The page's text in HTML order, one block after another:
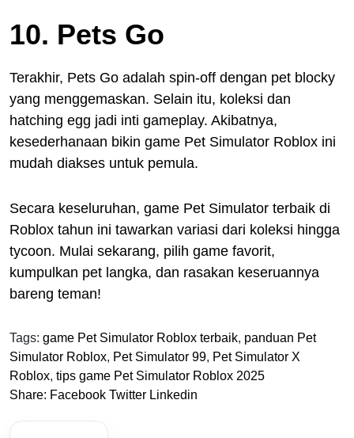
10. Pets Go
Terakhir, Pets Go adalah spin-off dengan pet blocky
yang menggemaskan. Selain itu, koleksi dan
hatching egg jadi inti gameplay. Akibatnya,
kesederhanaan bikin game Pet Simulator Roblox ini
mudah diakses untuk pemula.
Secara keseluruhan, game Pet Simulator terbaik di
Roblox tahun ini tawarkan variasi dari koleksi hingga
tycoon. Mulai sekarang, pilih game favorit,
kumpulkan pet langka, dan rasakan keseruannya
bareng teman!
Tags: game Pet Simulator Roblox terbaik, panduan Pet
Simulator Roblox, Pet Simulator 99, Pet Simulator X
Roblox, tips game Pet Simulator Roblox 2025
Share: Facebook Twitter Linkedin